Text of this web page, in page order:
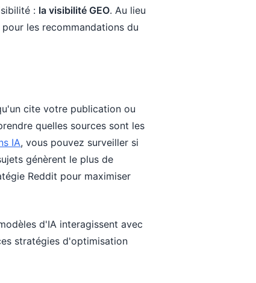
: la visibilité GEO. Au lieu
les recommandations du
cite votre publication ou
quelles sources sont les
IA, vous pouvez surveiller si
génèrent le plus de
Reddit pour maximiser
d'IA interagissent avec
stratégies d'optimisation